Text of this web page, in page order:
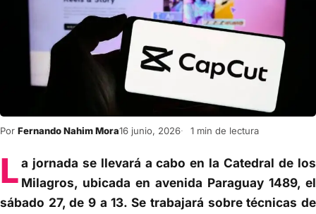
Por Fernando Nahim Mora16 junio, 2026 1 min de lectura
La jornada se llevará a cabo en la Catedral de los
Milagros, ubicada en avenida Paraguay 1489, el
sábado 27, de 9 a 13. Se trabajará sobre técnicas de